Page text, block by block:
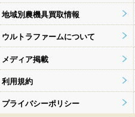
地域別農機具買取情報
ウルトラファームについて
メディア掲載
利用規約
プライバシーポリシー